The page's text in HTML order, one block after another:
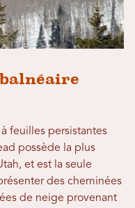
feuilles persistantes
possède la plus
et est la seule
des cheminées
de neige provenant